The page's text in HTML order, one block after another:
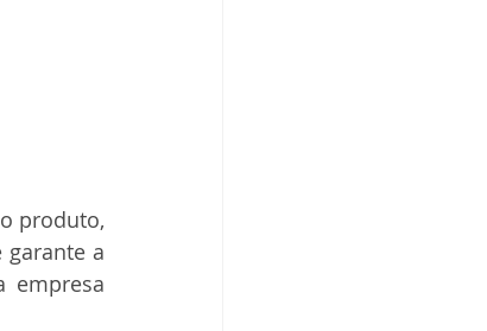
produto,
a
empresa